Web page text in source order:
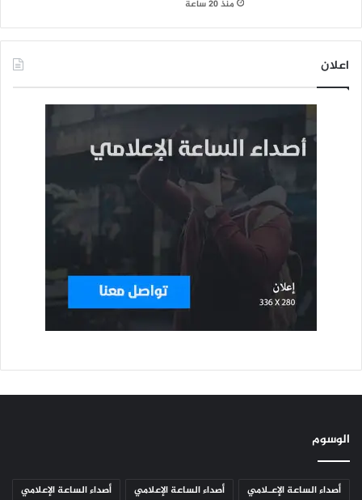
منذ 20 ساعة
اعلان
الوسوم
أصداء الساعة الإعـلامي أصداء الساعة الإعلامي
أصداء الساعة الإعلامي